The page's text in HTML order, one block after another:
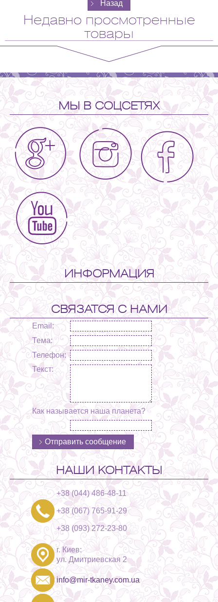
Недавно просмотренные
товары
МЫ В СОЦСЕТЯХ
ИНФОРМАЦИЯ
СВЯЗАТСЯ С НАМИ
Email:
Тема:
Телефон:
Текст:
Как называется наша планета?
НАШИ КОНТАКТЫ
+38 (044) 486-48-11
+38 (067) 765-91-29
+38 (093) 272-23-80
г. Киев:
ул. Дмитриевская 2
info@mir-tkaney.com.ua